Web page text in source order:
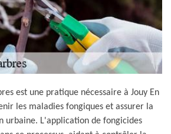
est une pratique nécessaire à Jouy En
les maladies fongiques et assurer la
urbaine. L'application de fongicides